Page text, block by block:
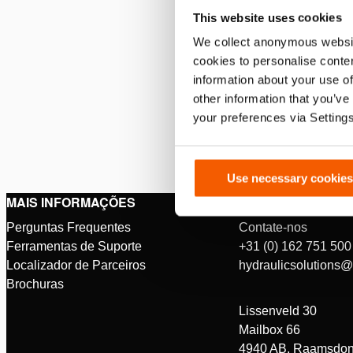
This website uses cookies
We collect anonymous
cookies to personalise
information about your use
other information that
your preferences via
Use necessary
MAIS INFORMAÇÕES
Perguntas Frequentes
Ferramentas de Suporte
Localizador de Parceiros
Brochuras
CONTATO
Contate-nos
+31 (0) 162 751 500
Lissenveld 30
Mailbox 66
4940 AB,